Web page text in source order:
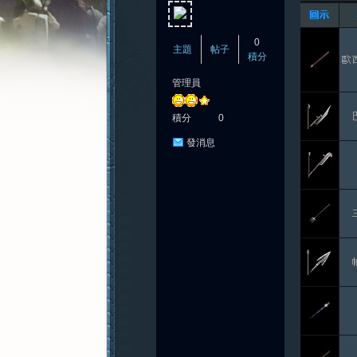
主題 帖子
0
積分
管理員
積分 0
發消息